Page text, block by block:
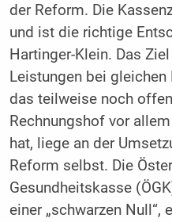
der Reform. Die
und ist die richtige
Hartinger-Klein. Das
Leistungen bei gleichen
das teilweise noch
Rechnungshof vor
hat, liege an der
Reform selbst. Die
Gesundheitskasse
einer „schwarzen Null“,